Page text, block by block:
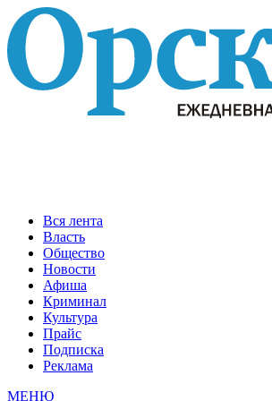
Вся лента
Власть
Общество
Новости
Афиша
Криминал
Культура
Прайс
Подписка
Реклама
МЕНЮ